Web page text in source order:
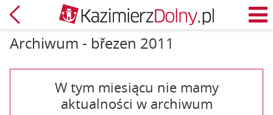
Zpět
Archiwum - březen 2011
W tym miesiącu nie mamy
aktualności w archiwum